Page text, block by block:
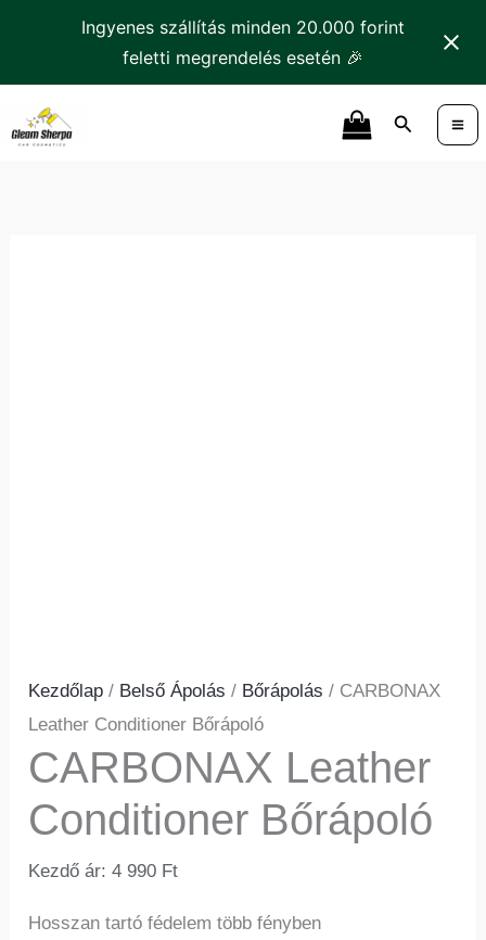
Ingyenes szállítás minden 20.000 forint
feletti megrendelés esetén 🎉
content
Search
Kezdőlap / Belső Ápolás / Bőrápolás / CARBONAX
Leather Conditioner Bőrápoló
CARBONAX Leather
Conditioner Bőrápoló
Kezdő ár:4 990 Ft
Hosszan tartó fédelem több fényben
Leather